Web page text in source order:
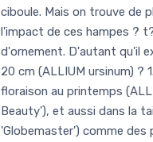
ciboule. Mais on trouve de
l'impact de ces hampes ?
d'ornement. D'autant qu'il
20 cm (ALLIUM ursinum) ?
floraison au printemps
Beauty'), et aussi dans la
'Globemaster') comme des